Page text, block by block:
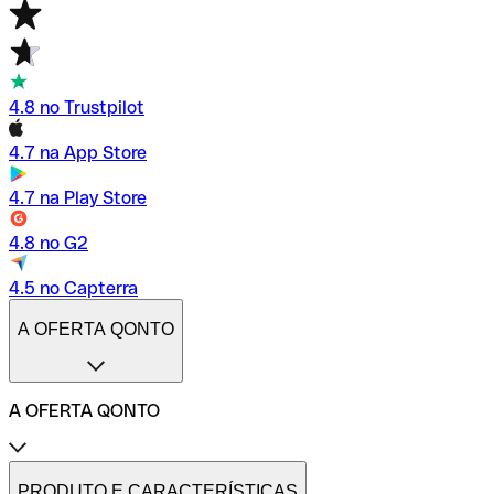
4.8 no Trustpilot
4.7 na App Store
4.7 na Play Store
4.8 no G2
4.5 no Capterra
A OFERTA QONTO
A OFERTA QONTO
Tarifas